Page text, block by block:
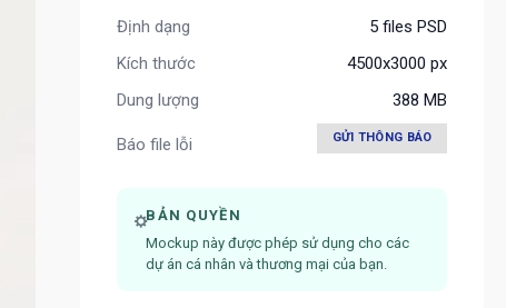
Định dạng
5 files PSD
Kích thước
4500x3000 px
Dung lượng
388 MB
Báo file lỗi GỬI THÔNG BÁO
BẢN QUYỀN
Mockup này được phép sử dụng cho các
dự án cá nhân và thương mại của bạn.